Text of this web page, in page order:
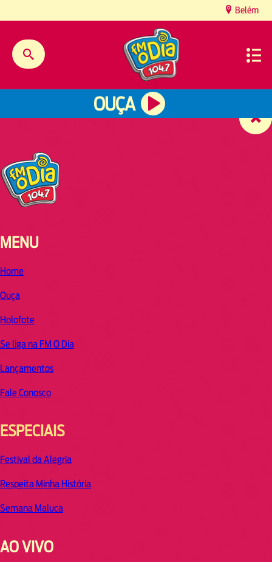
Belém
OUÇA
MENU
Home
Ouça
Holofote
Se liga na FM O Dia
Lançamentos
Fale Conosco
ESPECIAIS
Festival da Alegria
Respeita Minha História
Semana Maluca
AO VIVO